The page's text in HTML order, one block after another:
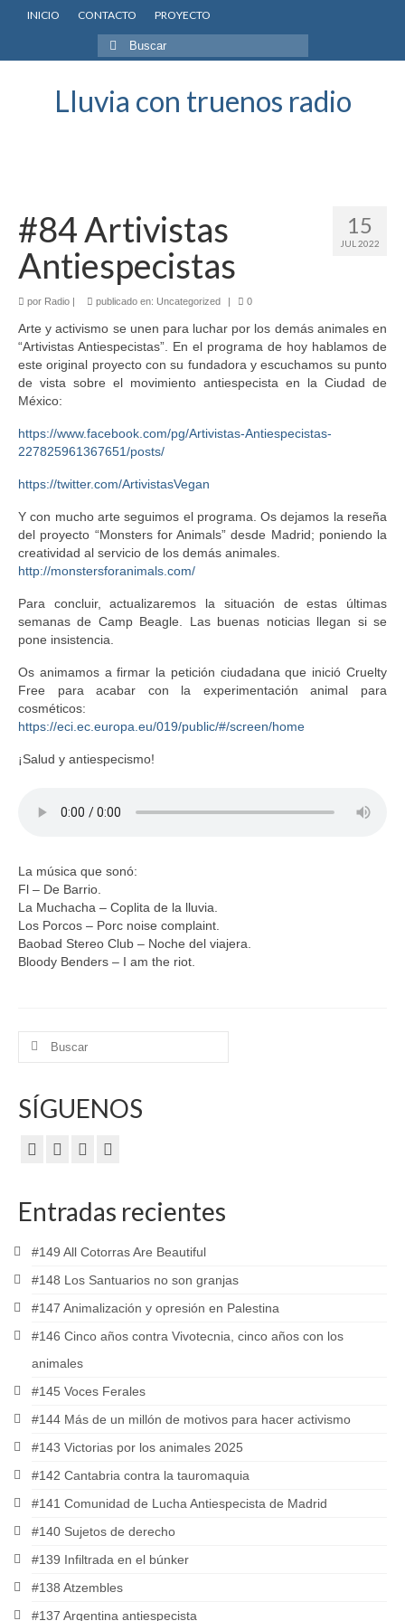
INICIO CONTACTO PROYECTO
Buscar
por:
Lluvia con truenos radio
15
JUL 2022
#84 Artivistas
Antiespecistas
por Radio | publicado en: Uncategorized | 0
Arte y activismo se unen para luchar por los demás animales en
“Artivistas Antiespecistas”. En el programa de hoy hablamos de
este original proyecto con su fundadora y escuchamos su punto
de vista sobre el movimiento antiespecista en la Ciudad de
México:
https://www.facebook.com/pg/Artivistas-Antiespecistas-
227825961367651/posts/
https://twitter.com/ArtivistasVegan
Y con mucho arte seguimos el programa. Os dejamos la reseña
del proyecto “Monsters for Animals” desde Madrid; poniendo la
creatividad al servicio de los demás animales.
http://monstersforanimals.com/
Para concluir, actualizaremos la situación de estas últimas
semanas de Camp Beagle. Las buenas noticias llegan si se
pone insistencia.
Os animamos a firmar la petición ciudadana que inició Cruelty
Free para acabar con la experimentación animal para
cosméticos:
https://eci.ec.europa.eu/019/public/#/screen/home
¡Salud y antiespecismo!
La música que sonó:
Fl – De Barrio.
La Muchacha – Coplita de la lluvia.
Los Porcos – Porc noise complaint.
Baobad Stereo Club – Noche del viajera.
Bloody Benders – I am the riot.
Buscar
SÍGUENOS
Entradas recientes
#149 All Cotorras Are Beautiful
#148 Los Santuarios no son granjas
#147 Animalización y opresión en Palestina
#146 Cinco años contra Vivotecnia, cinco años con los
animales
#145 Voces Ferales
#144 Más de un millón de motivos para hacer activismo
#143 Victorias por los animales 2025
#142 Cantabria contra la tauromaquia
#141 Comunidad de Lucha Antiespecista de Madrid
#140 Sujetos de derecho
#139 Infiltrada en el búnker
#138 Atzembles
#137 Argentina antiespecista